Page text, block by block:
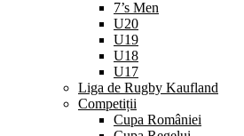
7’s Men
U20
U19
U18
U17
Liga de Rugby Kaufland
Competiții
Cupa României